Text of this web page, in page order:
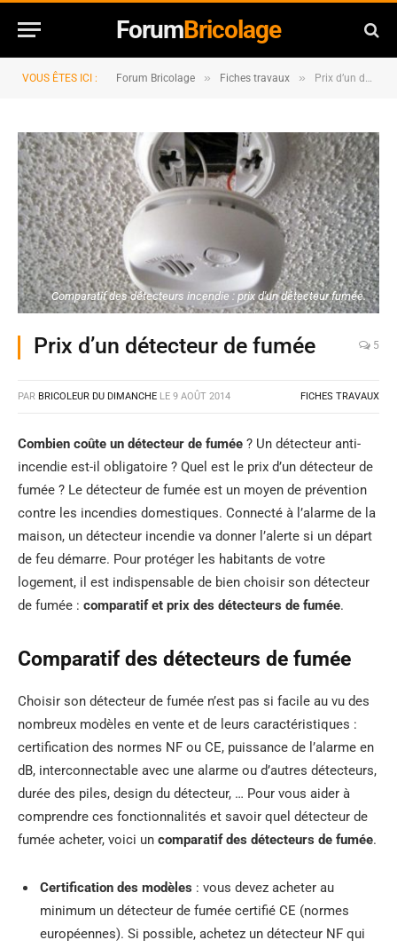
ForumBricolage
VOUS ÊTES ICI : Forum Bricolage » Fiches travaux » Prix d’un détecteur de fumée
Comparatif des détecteurs incendie : prix d'un détecteur fumée.
Prix d’un détecteur de fumée 5
PAR BRICOLEUR DU DIMANCHE LE 9 AOÛT 2014 FICHES TRAVAUX
Combien coûte un détecteur de fumée ? Un détecteur anti-
incendie est-il obligatoire ? Quel est le prix d’un détecteur de
fumée ? Le détecteur de fumée est un moyen de prévention
contre les incendies domestiques. Connecté à l’alarme de la
maison, un détecteur incendie va donner l’alerte si un départ
de feu démarre. Pour protéger les habitants de votre
logement, il est indispensable de bien choisir son détecteur
de fumée : comparatif et prix des détecteurs de fumée.
Comparatif des détecteurs de fumée
Choisir son détecteur de fumée n’est pas si facile au vu des
nombreux modèles en vente et de leurs caractéristiques :
certification des normes NF ou CE, puissance de l’alarme en
dB, interconnectable avec une alarme ou d’autres détecteurs,
durée des piles, design du détecteur, … Pour vous aider à
comprendre ces fonctionnalités et savoir quel détecteur de
fumée acheter, voici un comparatif des détecteurs de fumée.
Certification des modèles : vous devez acheter au
minimum un détecteur de fumée certifié CE (normes
européennes). Si possible, achetez un détecteur NF qui